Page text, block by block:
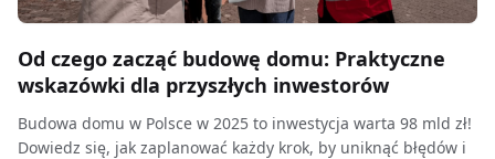
Od czego zacząć budowę domu: Praktyczne
wskazówki dla przyszłych inwestorów
Budowa domu w Polsce w 2025 to inwestycja warta 98 mld zł!
Dowiedz się, jak zaplanować każdy krok, by uniknąć błędów i